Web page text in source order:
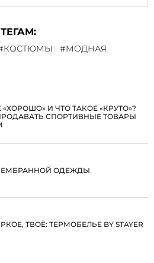
#МОДНАЯ
«ХОРОШО» И ЧТО ТАКОЕ «КРУТО»?
СПОРТИВНЫЕ ТОВАРЫ
ОДЕЖДЫ
ТВОЁ: ТЕРМОБЕЛЬЕ BY STAYER